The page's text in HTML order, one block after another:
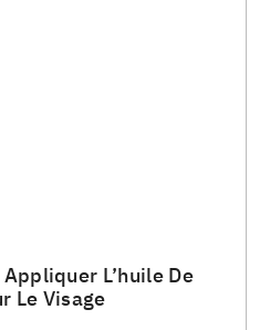
L’huile De
Le Visage